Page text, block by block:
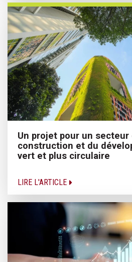
Un projet pour un secteur
construction et du
vert et plus circulaire
LIRE L'ARTICLE